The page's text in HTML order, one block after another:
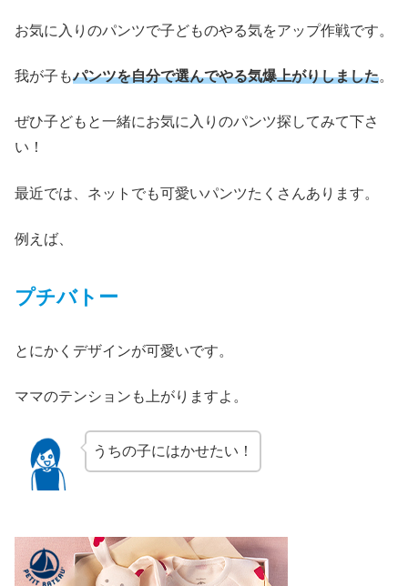
お気に入りのパンツで子どものやる気をアップ作戦です。
我が子もパンツを自分で選んでやる気爆上がりしました。
ぜひ子どもと一緒にお気に入りのパンツ探してみて下さ
い！
最近では、ネットでも可愛いパンツたくさんあります。
例えば、
プチバトー
とにかくデザインが可愛いです。
ママのテンションも上がりますよ。
うちの子にはかせたい！